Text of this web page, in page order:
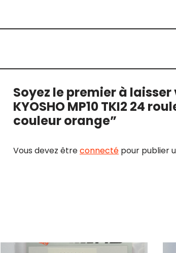
Soyez le premier à laisser
KYOSHO MP10 TKI2 24
couleur orange”
Vous devez êtreconnecté pour publier